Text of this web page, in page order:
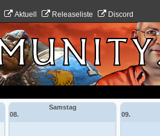
Aktuell Releaseliste Discord
Samstag
08.
09.